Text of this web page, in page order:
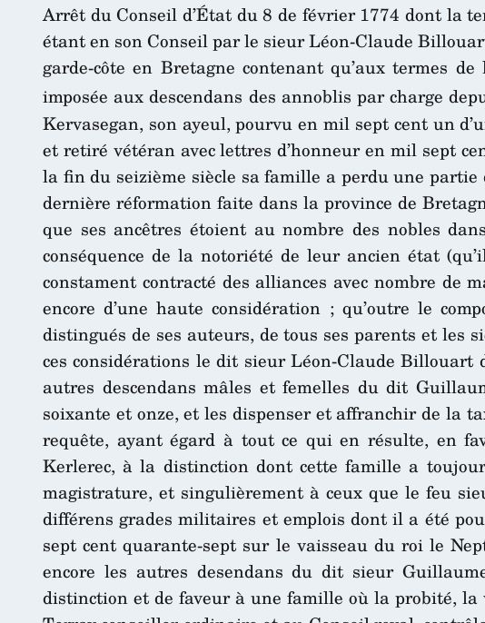
Arrêt du Conseil d’État du 8 de février 1774 dont la
étant en son Conseil par le sieur Léon-Claude
garde-côte en Bretagne contenant qu’aux termes
imposée aux descendans des annoblis par charge
Kervasegan, son ayeul, pourvu en mil sept cent un
et retiré vétéran avec lettres d’honneur en mil sept
la fin du seizième siècle sa famille a perdu une
dernière réformation faite dans la province de
que ses ancêtres étoient au nombre des nobles
conséquence de la notoriété de leur ancien état
constament contracté des alliances avec nombre
encore d’une haute considération ; qu’outre le
distingués de ses auteurs, de tous ses parents et les
ces considérations le dit sieur Léon-Claude Billouart
autres descendans mâles et femelles du dit
soixante et onze, et les dispenser et affranchir de la
requête, ayant égard à tout ce qui en résulte, en
Kerlerec, à la distinction dont cette famille a
magistrature, et singulièrement à ceux que le feu
différens grades militaires et emplois dont il a été
sept cent quarante-sept sur le vaisseau du roi le
encore les autres desendans du dit sieur
distinction et de faveur à une famille où la probité,